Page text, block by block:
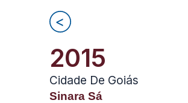
2015
Cidade De Goiás
Sinara Sá